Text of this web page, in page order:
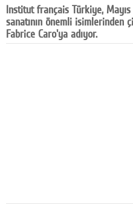
Pr
Facebook
Institut français Türkiye,
sanatının önemli isimlerinden
Fabrice Caro'ya adıyor.